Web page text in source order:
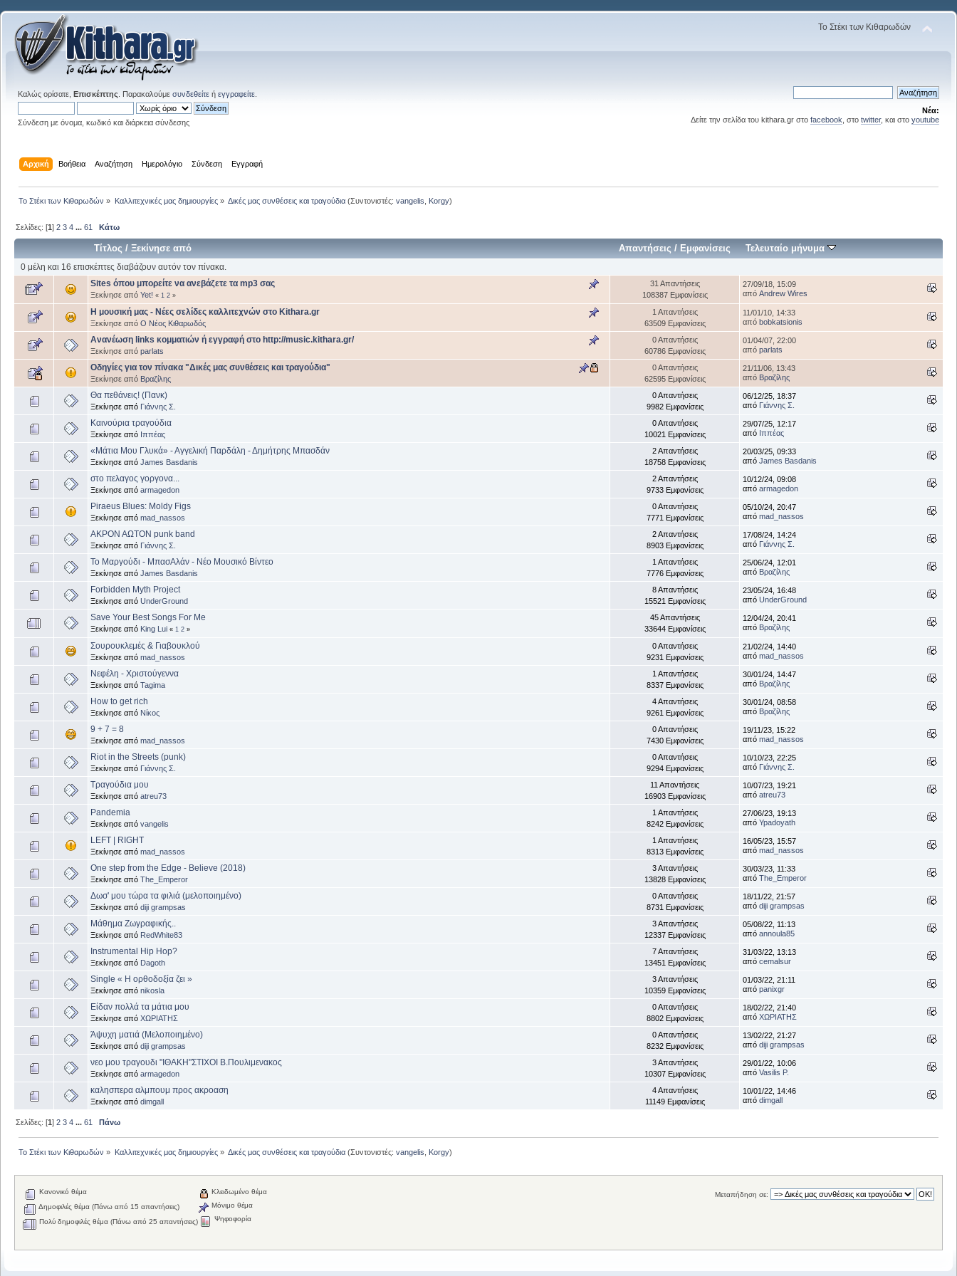
Το Στέκι των Κιθαρωδών
Καλώς ορίσατε, Επισκέπτης . Παρακαλούμε συνδεθείτε ή εγγραφείτε
Σύνδεση με όνομα, κωδικό και διάρκεια σύνδεσης
Νέα:
Δείτε την σελίδα του kithara.gr στο facebook , στο twitter, και στο youtube
Αρχική Βοήθεια Αναζήτηση Ημερολόγιο Σύνδεση Εγγραφή
Το Στέκι των Κιθαρωδών » Καλλιτεχνικές μας δημιουργίες» Δικές μας συνθέσεις και τραγούδια(Συντονιστές: vangelis Korgy)
Σελίδες: [1]2 3 4 ...61 Κάτω
Τίτλος /Ξεκίνησε από Απαντήσεις / Εμφανίσεις Τελευταίο μήνυμα
0 μέλη και 16 επισκέπτες διαβάζουν αυτόν τον πίνακα.
Sites όπου μπορείτε να ανεβάζετε τα mp3 σας
Ξεκίνησε από Yet! « 1 2 »
31 Απαντήσεις
108387 Εμφανίσεις
27/09/18, 15:09
από Andrew Wires
Η μουσική μας - Νέες σελίδες καλλιτεχνών στο Kithara.gr
Ξεκίνησε από Ο Νέος Κιθαρωδός
1 Απαντήσεις
63509 Εμφανίσεις
11/01/10, 14:33
από bobkatsionis
Ανανέωση links κομματιών ή εγγραφή στο http://music.kithara.gr/
Ξεκίνησε από parlats
0 Απαντήσεις
60786 Εμφανίσεις
01/04/07, 22:00
από parlats
Οδηγίες για τον πίνακα "Δικές μας συνθέσεις και τραγούδια"
Ξεκίνησε από Βραζίλης
0 Απαντήσεις
62595 Εμφανίσεις
21/11/06, 13:43
από Βραζίλης
Θα πεθάνεις! (Πανκ)
Ξεκίνησε από Γιάννης Σ.
0 Απαντήσεις
9982 Εμφανίσεις
06/12/25, 18:37
από Γιάννης Σ.
Καινούρια τραγούδια
Ξεκίνησε από Ιππέας
0 Απαντήσεις
10021 Εμφανίσεις
29/07/25, 12:17
από Ιππέας
«Μάτια Μου Γλυκά» - Αγγελική Παρδάλη - Δημήτρης Μπασδάν
Ξεκίνησε από James Basdanis
2 Απαντήσεις
18758 Εμφανίσεις
20/03/25, 09:33
από James Basdanis
στο πελαγος γοργονα...
Ξεκίνησε από armagedon
2 Απαντήσεις
9733 Εμφανίσεις
10/12/24, 09:08
από armagedon
Piraeus Blues: Moldy Figs
Ξεκίνησε από mad_nassos
0 Απαντήσεις
7771 Εμφανίσεις
05/10/24, 20:47
από mad_nassos
ΑΚΡΟΝ ΑΩΤΟΝ punk band
Ξεκίνησε από Γιάννης Σ.
2 Απαντήσεις
8903 Εμφανίσεις
17/08/24, 14:24
από Γιάννης Σ.
Το Μαργούδι - ΜπασΑλάν - Νέο Μουσικό Βίντεο
Ξεκίνησε από James Basdanis
1 Απαντήσεις
7776 Εμφανίσεις
25/06/24, 12:01
από Βραζίλης
Forbidden Myth Project
Ξεκίνησε από UnderGround
8 Απαντήσεις
15521 Εμφανίσεις
23/05/24, 16:48
από UnderGround
Save Your Best Songs For Me
Ξεκίνησε από King Lui « 1 2 »
45 Απαντήσεις
33644 Εμφανίσεις
12/04/24, 20:41
από Βραζίλης
Σουρουκλεμές & Γιαβουκλού
Ξεκίνησε από mad_nassos
0 Απαντήσεις
9231 Εμφανίσεις
21/02/24, 14:40
από mad_nassos
Νεφέλη - Χριστούγεννα
Ξεκίνησε από Tagima
1 Απαντήσεις
8337 Εμφανίσεις
30/01/24, 14:47
από Βραζίλης
How to get rich
Ξεκίνησε από Νίκος
4 Απαντήσεις
9261 Εμφανίσεις
30/01/24, 08:58
από Βραζίλης
9 + 7 = 8
Ξεκίνησε από mad_nassos
0 Απαντήσεις
7430 Εμφανίσεις
19/11/23, 15:22
από mad_nassos
Riot in the Streets (punk)
Ξεκίνησε από Γιάννης Σ.
0 Απαντήσεις
9294 Εμφανίσεις
10/10/23, 22:25
από Γιάννης Σ.
Τραγούδια μου
Ξεκίνησε από atreu73
11 Απαντήσεις
16903 Εμφανίσεις
10/07/23, 19:21
από atreu73
Pandemia
Ξεκίνησε από vangelis
1 Απαντήσεις
8242 Εμφανίσεις
27/06/23, 19:13
από Ypadoyath
LEFT | RIGHT
Ξεκίνησε από mad_nassos
1 Απαντήσεις
8313 Εμφανίσεις
16/05/23, 15:57
από mad_nassos
One step from the Edge - Believe (2018)
Ξεκίνησε από The_Emperor
3 Απαντήσεις
13828 Εμφανίσεις
30/03/23, 11:33
από The_Emperor
Δωσ' μου τώρα τα φιλιά (μελοποιημένο)
Ξεκίνησε από diji grampsas
0 Απαντήσεις
8731 Εμφανίσεις
18/11/22, 21:57
από diji grampsas
Μάθημα Ζωγραφικής..
Ξεκίνησε από RedWhite83
3 Απαντήσεις
12337 Εμφανίσεις
05/08/22, 11:13
από annoula85
Instrumental Hip Hop?
Ξεκίνησε από Dagoth
7 Απαντήσεις
13451 Εμφανίσεις
31/03/22, 13:13
από cemalsur
Single « Η ορθοδοξία ζει »
Ξεκίνησε από nikosla
3 Απαντήσεις
10359 Εμφανίσεις
01/03/22, 21:11
από panixgr
Είδαν πολλά τα μάτια μου
Ξεκίνησε από ΧΩΡΙΑΤΗΣ
0 Απαντήσεις
8802 Εμφανίσεις
18/02/22, 21:40
από ΧΩΡΙΑΤΗΣ
Άψυχη ματιά (Μελοποιημένο)
Ξεκίνησε από diji grampsas
0 Απαντήσεις
8232 Εμφανίσεις
13/02/22, 21:27
από diji grampsas
νεο μου τραγουδι "ΙΘΑΚΗ"ΣΤΙΧΟΙ Β.Πουλιμενακος
Ξεκίνησε από armagedon
3 Απαντήσεις
10307 Εμφανίσεις
29/01/22, 10:06
από Vasilis P.
καλησπερα αλμπουμ προς ακροαση
Ξεκίνησε από dimgall
4 Απαντήσεις
11149 Εμφανίσεις
10/01/22, 14:46
από dimgall
Σελίδες: [1]2 3 4 ...61 Πάνω
Το Στέκι των Κιθαρωδών » Καλλιτεχνικές μας δημιουργίες» Δικές μας συνθέσεις και τραγούδια(Συντονιστές: vangelis Korgy)
Μεταπήδηση σε:
Κανονικό θέμα
Δημοφιλές θέμα (Πάνω από 15 απαντήσεις)
Πολύ δημοφιλές θέμα (Πάνω από 25 απαντήσεις)
Κλειδωμένο θέμα
Μόνιμο θέμα
Ψηφοφορία